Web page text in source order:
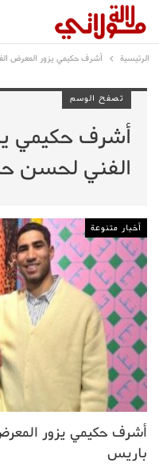
الرئيسية أشرف حكيمي يزور المعرض
تصفح الوسم
أشرف حكيمي
الفني لحسن
أخبار متنوعة
أشرف حكيمي يزور
باريس